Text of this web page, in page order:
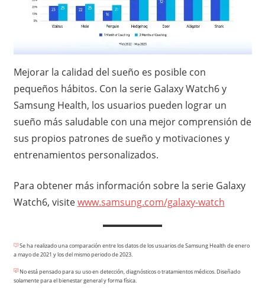
Mejorar la calidad del sueño es posible con
pequeños hábitos. Con la serie Galaxy Watch6 y
Samsung Health, los usuarios pueden lograr un
sueño más saludable con una mejor comprensión de
sus propios patrones de sueño y motivaciones y
entrenamientos personalizados.
Para obtener más información sobre la serie Galaxy
Watch6, visitewww.samsung.com/galaxy-watch
[1]Se ha realizado una comparación entre los datos de los usuarios de Samsung Health de enero
a mayo de 2021 y los del mismo periodo de 2023.
[2]No está pensado para su uso en detección, diagnósticos o tratamientos médicos. Diseñado
solamente para el bienestar general y forma física.